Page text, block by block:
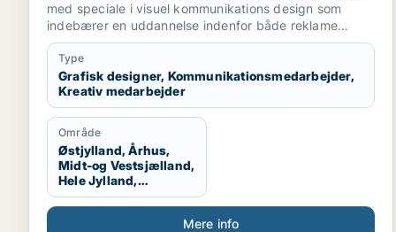
med speciale i visuel kommunikations design som
indebærer en uddannelse indenfor både reklame
branchen og grafisk design. Vi arbejder med
magasiner, kampagner, plakater, styling til billeder,
mode og livsstil, trends og markedsføring. jeg søger
praktikplads indefor grafisk design, kampagner,
reklamer, SoMe, magasiner, reklame bureau, mode
brands, livsstil brands, stylist og generelt alt der har
med visuel kommunikation at gøre.
Type
Grafisk designer, Kommunikationsmedarbejder,
Kreativ medarbejder
Område
Østjylland, Århus,
Midt-og Vestsjælland,
Hele Jylland,
Vestjylland,
Midtjylland
Mere info